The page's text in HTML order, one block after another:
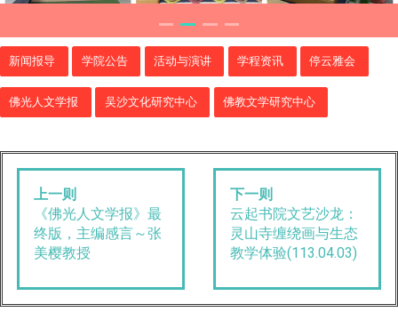
新闻报导 学院公告 活动与演讲 学程资讯 停云雅会
佛光人文学报 吴沙文化研究中心 佛教文学研究中心
上一则
《佛光人文学报》最
终版，主编感言～张
美樱教授
下一则
云起书院文艺沙龙：
灵山寺缠绕画与生态
教学体验(113.04.03)